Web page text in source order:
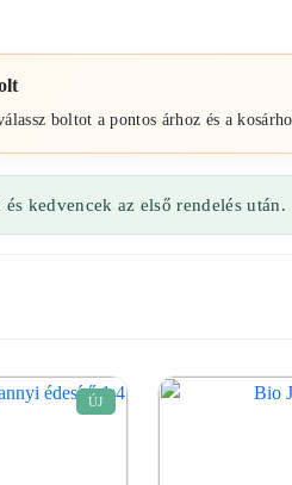
boltot a pontos árhoz és a
kedvencek az első rendelés után.
ÚJ